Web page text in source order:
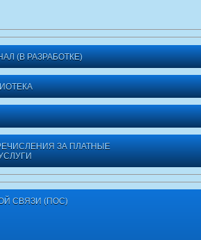
(В РАЗРАБОТКЕ)
ЗА ПЛАТНЫЕ
СВЯЗИ (ПОС)